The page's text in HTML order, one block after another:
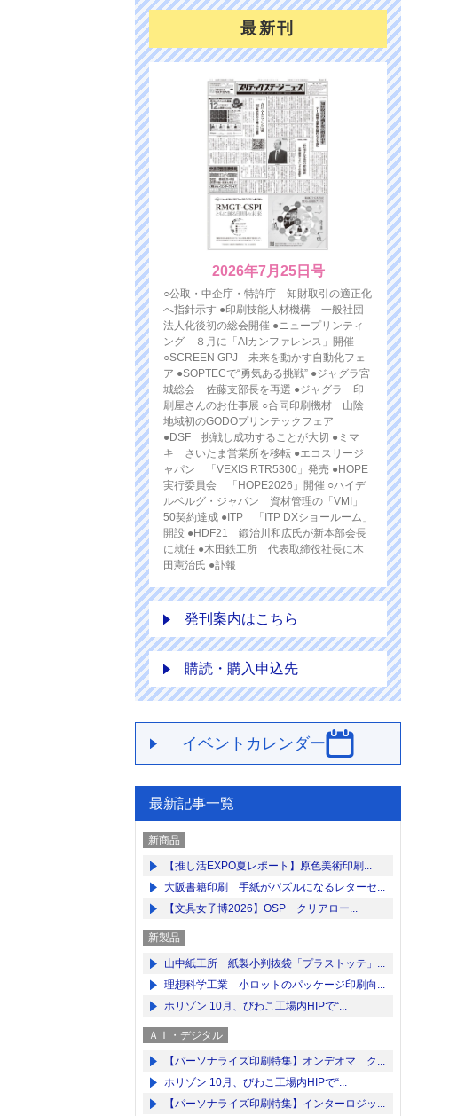
最新刊
2026年7月25日号
○公取・中企庁・特許庁 知財取引の適正化
へ指針示す ●印刷技能人材機構 一般社団
法人化後初の総会開催 ●ニュープリンティ
ング ８月に「AIカンファレンス」開催
○SCREEN GPJ 未来を動かす自動化フェ
ア ●SOPTECで“勇気ある挑戦” ●ジャグラ宮
城総会 佐藤支部長を再選 ●ジャグラ 印
刷屋さんのお仕事展 ○合同印刷機材 山陰
地域初のGODOプリンテックフェア
●DSF 挑戦し成功することが大切 ●ミマ
キ さいたま営業所を移転 ●エコスリージ
ャパン 「VEXIS RTR5300」発売 ●HOPE
実行委員会 「HOPE2026」開催 ○ハイデ
ルベルグ・ジャパン 資材管理の「VMI」
50契約達成 ●ITP 「ITP DXショールーム」
開設 ●HDF21 鍛治川和広氏が新本部会長
に就任 ●木田鉄工所 代表取締役社長に木
田憲治氏 ●訃報
発刊案内はこちら
購読・購入申込先
イベントカレンダー
最新記事一覧
新商品
【推し活EXPO夏レポート】原色美術印刷...
大阪書籍印刷 手紙がパズルになるレターセ...
【文具女子博2026】OSP クリアロー...
新製品
山中紙工所 紙製小判抜袋「プラストッテ」...
理想科学工業 小ロットのパッケージ印刷向...
ホリゾン 10月、びわこ工場内HIPで“...
ＡＩ・デジタル
【パーソナライズ印刷特集】オンデオマ ク...
ホリゾン 10月、びわこ工場内HIPで“...
【パーソナライズ印刷特集】インターロジッ...